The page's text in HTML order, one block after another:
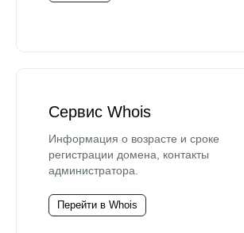
Сервис Whois
Информация о возрасте и сроке
регистрации домена, контакты
администратора.
Перейти в Whois